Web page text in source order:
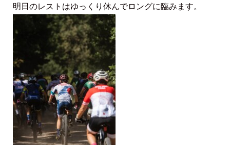
明日のレストはゆっくり休んでロングに臨みます。